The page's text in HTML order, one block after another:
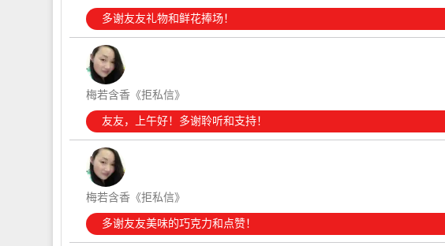
多谢友友礼物和鲜花捧场！
梅若含香《拒私信》
友友，上午好！多谢聆听和支持！
梅若含香《拒私信》
多谢友友美味的巧克力和点赞！